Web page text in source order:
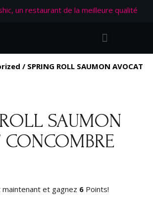
un restaurant de la meilleure qualité
/ SPRING ROLL SAUMON AVOCAT
SAUMON
CONCOMBRE
et gagnez 6 Points!